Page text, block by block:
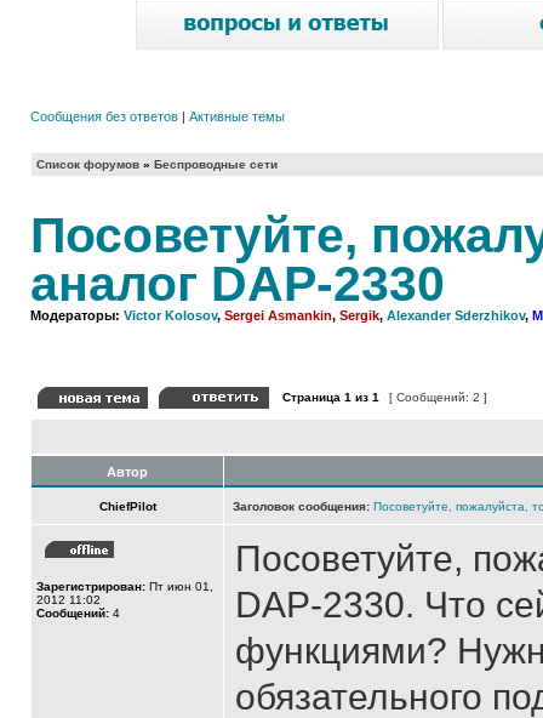
Сообщения без ответов | Активные темы
Список форумов » Беспроводные сети
Посоветуйте,
аналог DAP-2330
Модераторы: Victor Kolosov, Sergei Asmankin, Sergik, Alexander Sderzhikov,
Страница 1 из 1 [ Сообщений: 2 ]
Автор
ChiefPilot Заголовок сообщения: Посоветуйте, пожалуйста,
Зарегистрирован: Пт июн 01,
2012 11:02
Сообщений: 4
Посоветуйте,
DAP-2330. Что
функциями?
обязательного